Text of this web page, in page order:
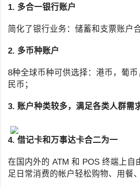
1. 多合一银行账户
简化了银行业务：储蓄和支票账户
2. 多币种账户
8种全球币种可供选择：港币，葡币
民币；
3. 账户种类较多，满足各类人群需
4. 借记卡和万事达卡合二为一
在国内外的 ATM 和 POS 终端上自
足日常消费的帐户轻松购物、用餐